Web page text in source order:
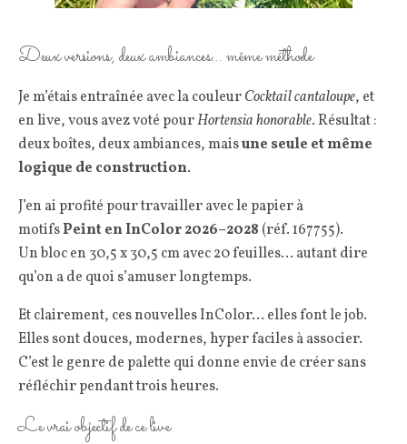
Deux versions, deux ambiances… même méthode
Je m’étais entraînée avec la couleurCocktail cantaloupe, et
en live, vous avez voté pourHortensia honorable. Résultat :
deux boîtes, deux ambiances, maisune seule et même
logique de construction.
J’en ai profité pour travailler avec le papier à
motifsPeint en InColor 2026–2028 (réf. 167755).
Un bloc en 30,5 x 30,5 cm avec 20 feuilles… autant dire
qu’on a de quoi s’amuser longtemps.
Et clairement, ces nouvelles InColor… elles font le job.
Elles sont douces, modernes, hyper faciles à associer.
C’est le genre de palette qui donne envie de créer sans
réfléchir pendant trois heures.
Le vrai objectif de ce live